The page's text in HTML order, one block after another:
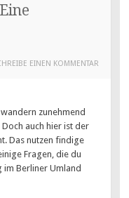
EINEN KOMMENTAR
zunehmend
auch hier ist der
Das nutzen findige
Fragen, die du
im Berliner Umland